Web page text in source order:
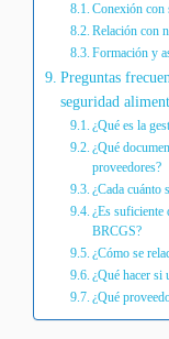
Conexión con
Relación con
Formación y
Preguntas
seguridad
¿Qué es la
¿Qué
proveedores?
¿Cada cuánto
¿Es suficiente
BRCGS?
¿Cómo se
¿Qué hacer si
¿Qué